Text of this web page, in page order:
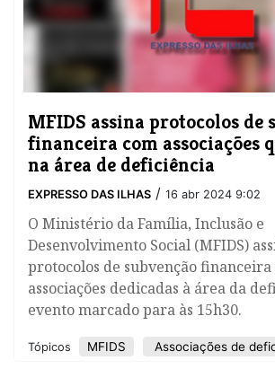
MFIDS assina protocolos de
financeira com associações
na área de deficiência
EXPRESSO DAS ILHAS / 16 abr 2024 9:02
O Ministério da Família, Inclusão e
Desenvolvimento Social (MFIDS)
protocolos de subvenção financeira
associações dedicadas à área da
evento marcado para às 15h30.
Tópicos MFIDS Associações de